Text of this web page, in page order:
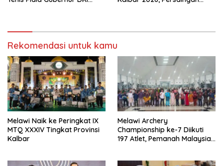
Rekomendasi untuk kamu
Melawi Naik ke Peringkat IX
MTQ XXXIV Tingkat Provinsi
Kalbar
Melawi Archery
Championship ke-7 Diikuti
197 Atlet, Pemanah Malaysia